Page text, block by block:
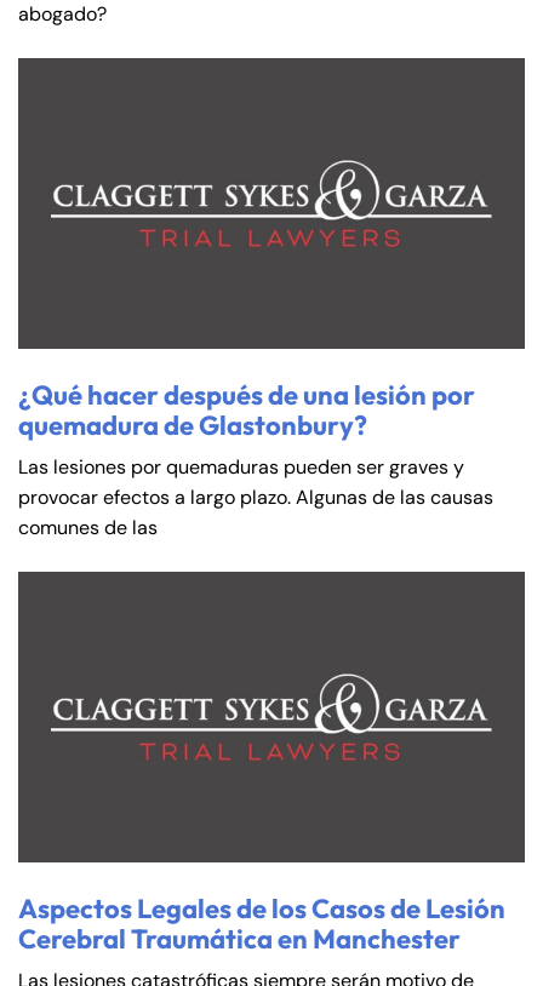
abogado?
¿Qué hacer después de una lesión por
quemadura de Glastonbury?
Las lesiones por quemaduras pueden ser graves y
provocar efectos a largo plazo. Algunas de las causas
comunes de las
Aspectos Legales de los Casos de Lesión
Cerebral Traumática en Manchester
Las lesiones catastróficas siempre serán motivo de